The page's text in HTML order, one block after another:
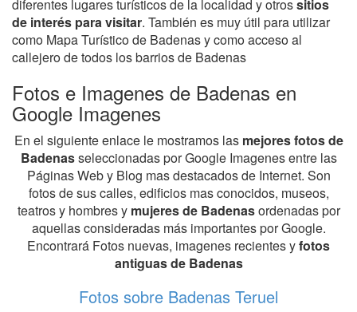
diferentes lugares turísticos de la localidad y otrossitios
de interés para visitar. También es muy útil para utilizar
como Mapa Turístico de Badenas y como acceso al
callejero de todos los barrios de Badenas
Fotos e Imagenes de Badenas en
Google Imagenes
En el siguiente enlace le mostramos las mejores fotos de
Badenasseleccionadas por Google Imagenes entre las
Páginas Web y Blog mas destacados de Internet. Son
fotos de sus calles, edificios mas conocidos, museos,
teatros y hombres y mujeres de Badenasordenadas por
aquellas consideradas más importantes por Google.
Encontrará Fotos nuevas, imagenes recientes yfotos
antiguas de Badenas
Fotos sobre Badenas Teruel